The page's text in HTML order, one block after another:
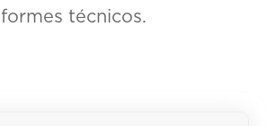
técnicos.